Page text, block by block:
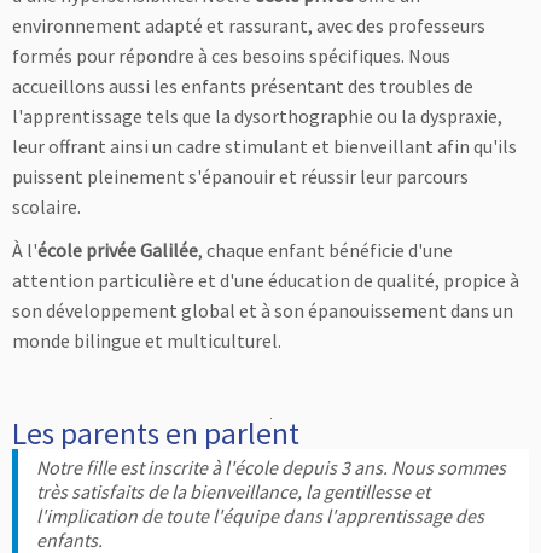
environnement adapté et rassurant, avec des professeurs
formés pour répondre à ces besoins spécifiques. Nous
accueillons aussi les enfants présentant des troubles de
l'apprentissage tels que la dysorthographie ou la dyspraxie,
leur offrant ainsi un cadre stimulant et bienveillant afin qu'ils
puissent pleinement s'épanouir et réussir leur parcours
scolaire.
À l'école privée Galilée, chaque enfant bénéficie d'une
attention particulière et d'une éducation de qualité, propice à
son développement global et à son épanouissement dans un
monde bilingue et multiculturel.
Les parents en parlent
Notre fille est inscrite à l'école depuis 3 ans. Nous sommes
très satisfaits de la bienveillance, la gentillesse et
l'implication de toute l'équipe dans l'apprentissage des
enfants.